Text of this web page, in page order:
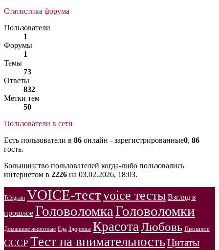
Статистика форума
Пользователи
1
Форумы
1
Темы
73
Ответы
832
Метки тем
50
Пользователи в сети
Есть пользователи в 86 онлайн - зарегистрированные0, 86
гость.
Большинство пользователей когда-либо пользовались
интернетом в 2226 на 03.02.2026, 18:03.
Telegram VOICE-тестvoice тесты Взгляд в
прошлое ГоловоломкаГоловоломки
Домашние животные Еда Здоровье КрасотаЛюбовь Прошлое
СССР Тест на внимательностьЦитаты